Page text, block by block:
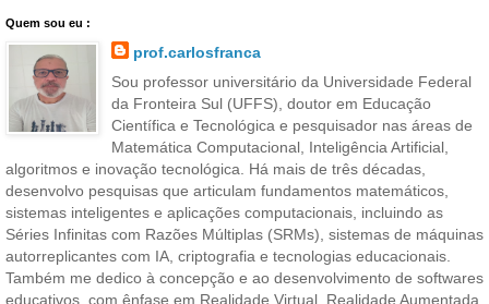
Quem sou eu :
prof.carlosfranca
Sou professor universitário da Universidade Federal
da Fronteira Sul (UFFS), doutor em Educação
Científica e Tecnológica e pesquisador nas áreas de
Matemática Computacional, Inteligência Artificial,
algoritmos e inovação tecnológica. Há mais de três décadas,
desenvolvo pesquisas que articulam fundamentos matemáticos,
sistemas inteligentes e aplicações computacionais, incluindo as
Séries Infinitas com Razões Múltiplas (SRMs), sistemas de máquinas
autorreplicantes com IA, criptografia e tecnologias educacionais.
Também me dedico à concepção e ao desenvolvimento de softwares
educativos, com ênfase em Realidade Virtual, Realidade Aumentada